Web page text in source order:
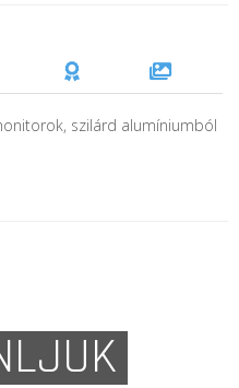
szilárd alumíniumból